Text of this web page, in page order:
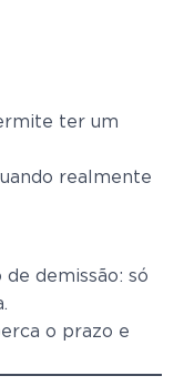
ter um
realmente
de demissão: só
o prazo e